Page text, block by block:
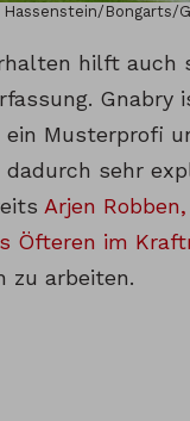
Hassenstein/Bongarts/
hilft auch
Gnabry
Musterprofi
sehr
Arjen
Öfteren im
zu arbeiten.